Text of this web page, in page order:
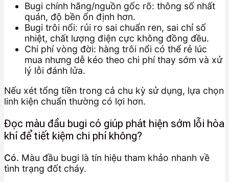
Bugi chính hãng/nguồn gốc rõ: thông số nhất
quán, độ bền ổn định hơn.
Bugi trôi nổi: rủi ro sai chuẩn ren, sai chỉ số
nhiệt, chất lượng điện cực không đồng đều.
Chi phí vòng đời: hàng trôi nổi có thể rẻ lúc
mua nhưng dễ kéo theo chi phí thay sớm và xử
lý lỗi đánh lửa.
Nếu xét tổng tiền trong cả chu kỳ sử dụng, lựa chọn
linh kiện chuẩn thường có lợi hơn.
Đọc màu đầu bugi có giúp phát hiện sớm lỗi hòa
khí để tiết kiệm chi phí không?
Có. Màu đầu bugi là tín hiệu tham khảo nhanh về
tình trạng đốt cháy.